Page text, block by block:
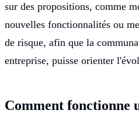
sur des propositions, comme
nouvelles fonctionnalités ou
de risque, afin que la
entreprise, puisse orienter
Comment fonctionne